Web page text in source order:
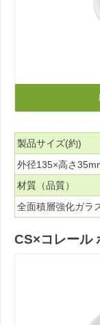
製品サイズ(約)
外径135×高さ
材質（品質）
全面積層強化ガラ
CS×コレール